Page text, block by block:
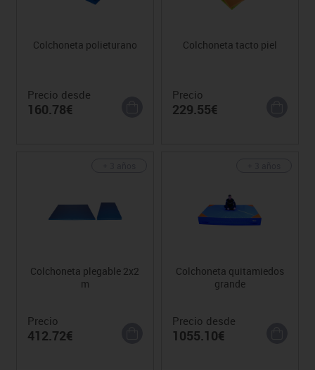
Colchoneta polieturano
Precio desde
160.78€
Colchoneta tacto piel
Precio
229.55€
Colchoneta plegable 2x2
m
Precio
412.72€
Colchoneta quitamiedos
grande
Precio desde
1055.10€